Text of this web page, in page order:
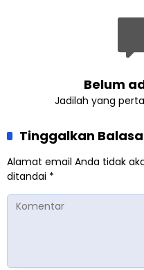
Belum
Jadilah yang
Tinggalkan
Alamat email Anda tidak
ditandai *